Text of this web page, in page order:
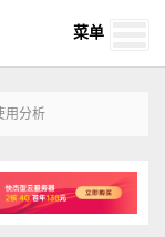
菜单
用分析